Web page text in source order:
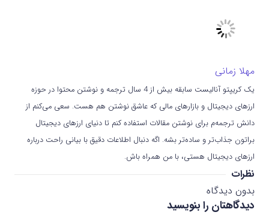
مهلا زمانی
یک کریپتو آنالیست سابقه بیش از 4 سال ترجمه و نوشتن محتوا در حوزه
ارزهای دیجیتال و بازارهای مالی که عاشق نوشتن هم هست. سعی می‌کنم از
دانش ترجمه‌م برای نوشتن مقالات استفاده کنم تا دنیای ارزهای دیجیتال
براتون جذاب‌تر و ساده‌تر بشه. اگه دنبال اطلاعات دقیق با بیانی راحت درباره
ارزهای دیجیتال هستی، با من همراه باش.
نظرات
بدون دیدگاه
دیدگاهتان را بنویسید